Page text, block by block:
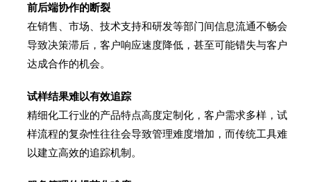
前后端协作的断裂
在销售、市场、技术支持和研发等部门间信息流通不畅会
导致决策滞后，客户响应速度降低，甚至可能错失与客户
达成合作的机会。
试样结果难以有效追踪
精细化工行业的产品特点高度定制化，客户需求多样，试
样流程的复杂性往往会导致管理难度增加，而传统工具难
以建立高效的追踪机制。